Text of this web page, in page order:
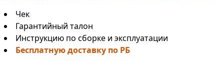
Чек
Гарантийный талон
Инструкцию по сборке и эксплуатации
Бесплатную доставку по РБ